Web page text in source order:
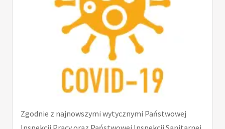
Zgodnie z najnowszymi wytycznymi Państwowej